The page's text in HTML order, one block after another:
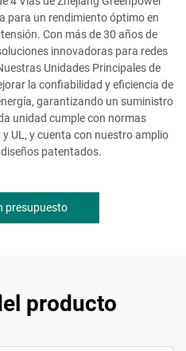
para un rendimiento óptimo en
Con más de 30 años de
innovadoras para redes
Unidades Principales de
la confiabilidad y eficiencia de
garantizando un suministro
unidad cumple con normas
UL, y cuenta con nuestro amplio
patentados.
presupuesto
producto